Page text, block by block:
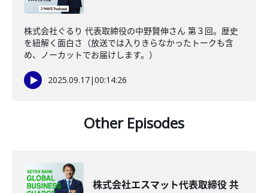
株式会社ぐるり 代表取締役の中野賢伸さん 第３回。歴史
を紐解く面白さ（放送では入りきらなかったトークも含
め、ノーカットでお届けします。）
2025.09.17|00:14:26
Other Episodes
株式会社エスマット代表取締役 共